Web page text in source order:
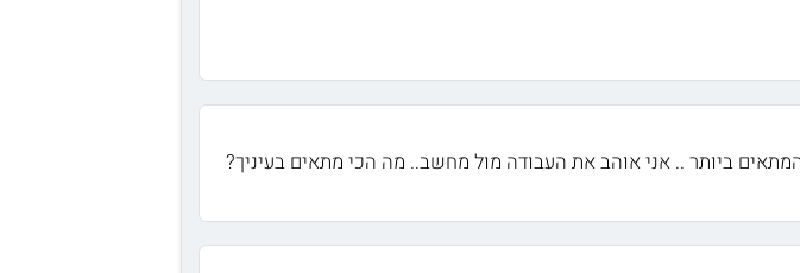
ביותר .. אני אוהב את העבודה מול מחשב.. מה הכי מתאים בעיניך?